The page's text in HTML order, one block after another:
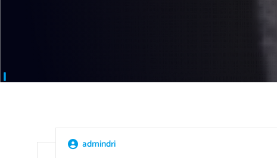
admindri